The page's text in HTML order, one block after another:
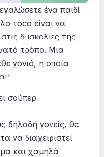
ένα παιδί
τόσο είναι να
δυσκολίες της
τρόπο. Μια
γονιό, η οποία
σούπερ
δηλαδή γονείς, θα
να διαχειριστεί
και χαμηλά